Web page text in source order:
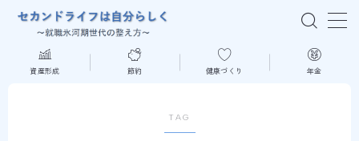
MENU
資産形成 節約 健康づくり 年金
TAG